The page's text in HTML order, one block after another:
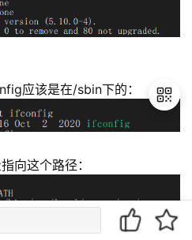
应该是在/sbin下的：
向这个路径：